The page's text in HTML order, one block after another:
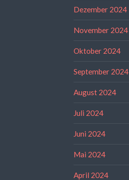
Dezember 2024
November 2024
Oktober 2024
September 2024
August 2024
Juli 2024
Juni 2024
Mai 2024
April 2024